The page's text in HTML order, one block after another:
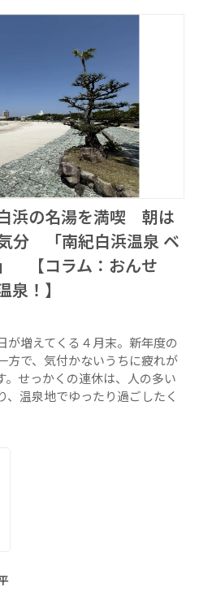
浜の名湯を満喫 朝は
分 「南紀白浜温泉 ベ
【コラム：おんせ
！】
増えてくる４月末。新年度の
方で、気付かないうちに疲れが
。せっかくの連休は、人の多い
、温泉地でゆったり過ごしたく